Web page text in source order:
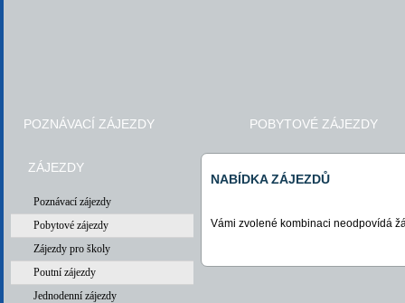
POZNÁVACÍ ZÁJEZDY POBYTOVÉ ZÁJEZDY
NABÍDKA ZÁJEZDŮ
Vámi zvolené kombinaci neodpovídá
ZÁJEZDY
Poznávací zájezdy
Pobytové zájezdy
Zájezdy pro školy
Poutní zájezdy
Jednodenní zájezdy